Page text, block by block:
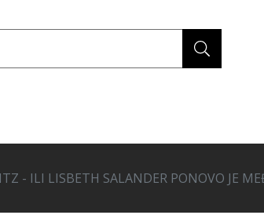
- ILI LISBETH SALANDER PONOVO JE